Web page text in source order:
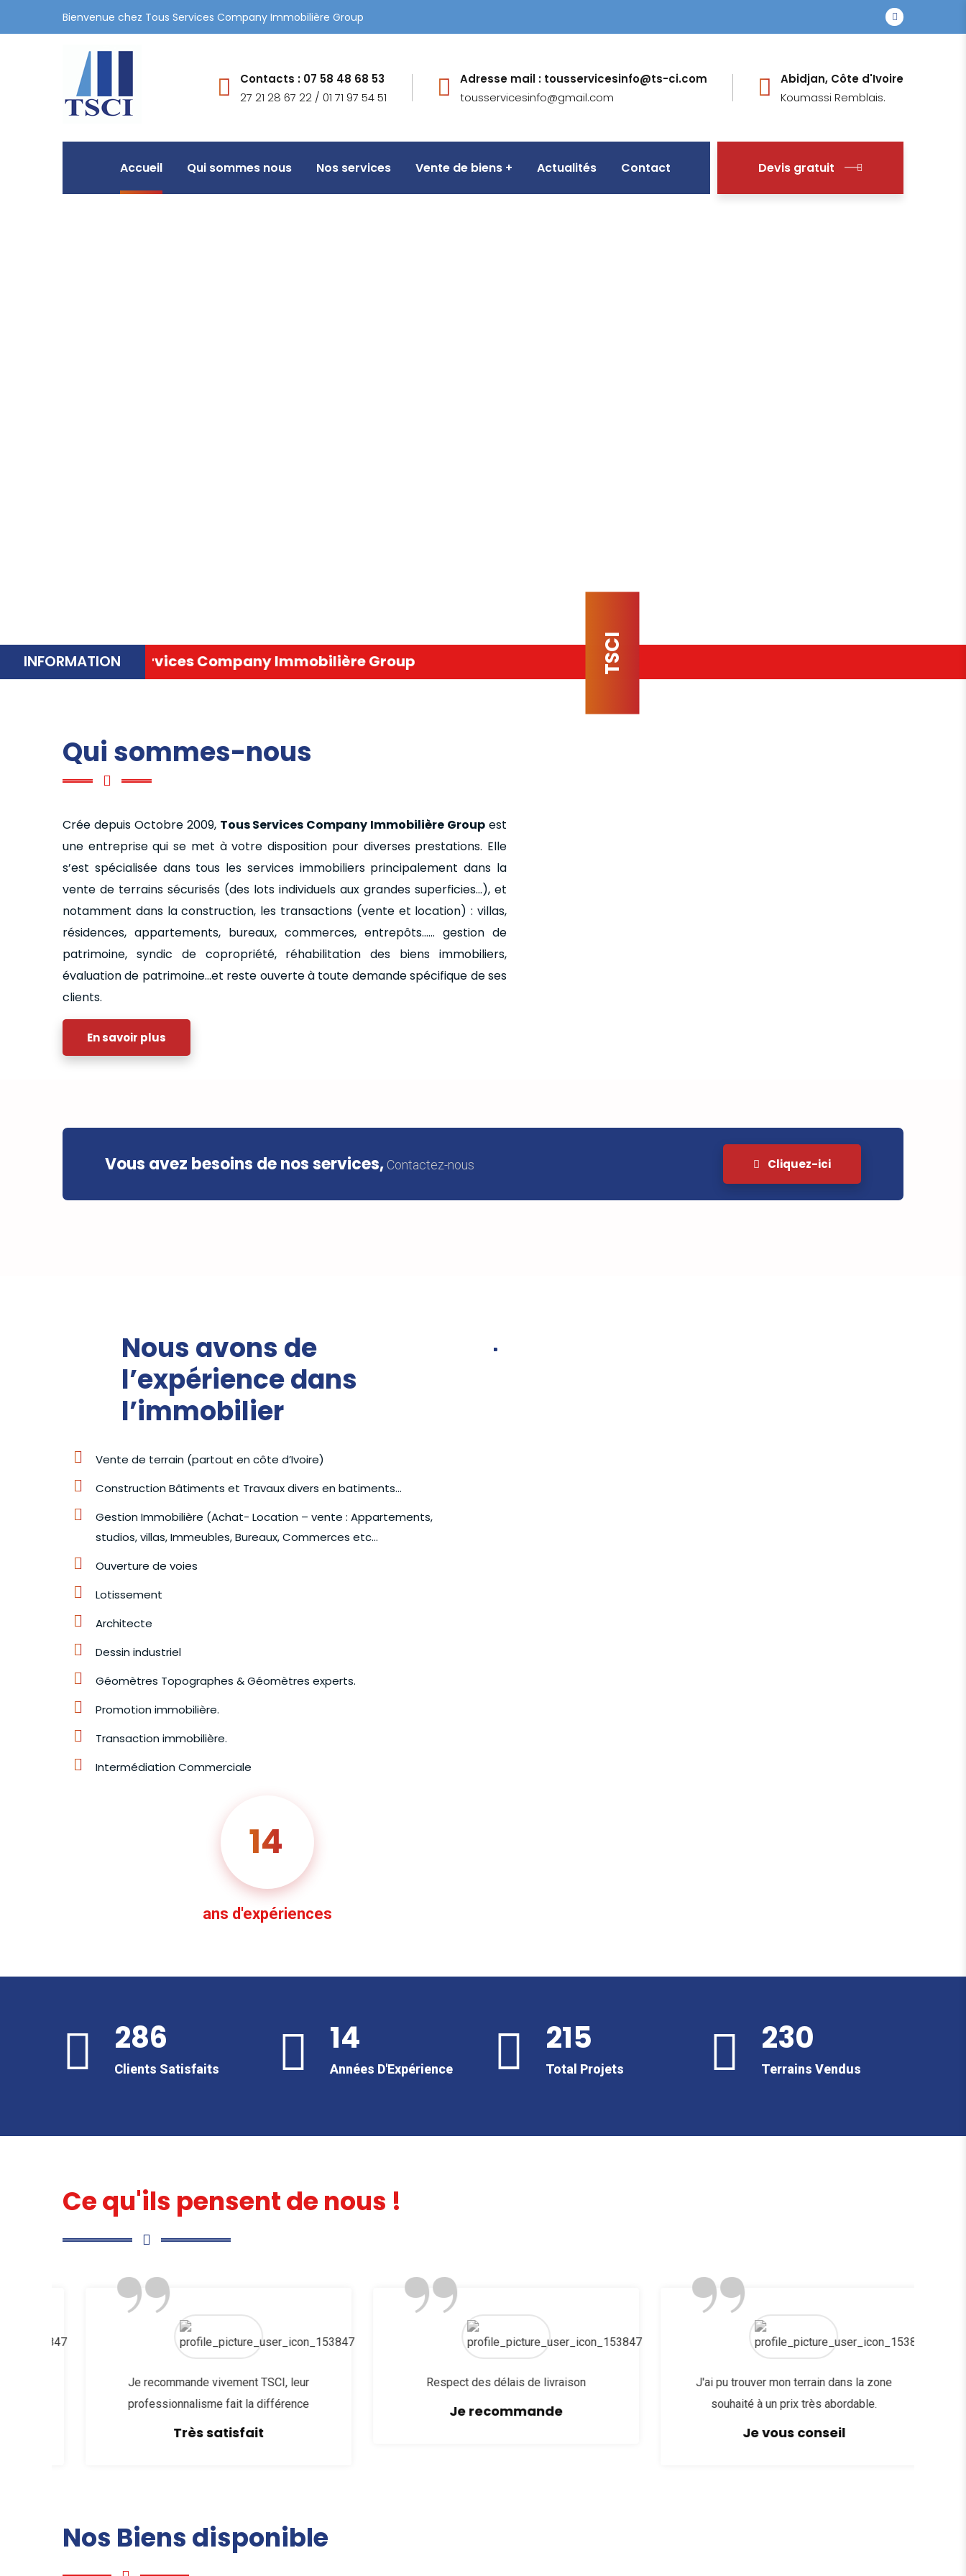
Bienvenue chez Tous Services Company Immobilière Group
Contacts : 07 58 48 68 53
27 21 28 67 22 / 01 71 97 54 51
Adresse mail : tousservicesinfo@ts-ci.com
tousservicesinfo@gmail.com
Abidjan, Côte d'Ivoire
Koumassi Remblais.
Accueil Qui sommes nous Nos services Vente de biens Actualités Contact Devis gratuit
d’Ivoire devient Tous Services Company Immobilière Group
Qui sommes-nous
Crée depuis Octobre 2009, Tous Services Company Immobilière Group est
une entreprise qui se met à votre disposition pour diverses prestations. Elle
s’est spécialisée dans tous les services immobiliers principalement dans la
vente de terrains sécurisés (des lots individuels aux grandes superficies…), et
notamment dans la construction, les transactions (vente et location) : villas,
résidences, appartements, bureaux, commerces, entrepôts…… gestion de
patrimoine, syndic de copropriété, réhabilitation des biens immobiliers,
évaluation de patrimoine…et reste ouverte à toute demande spécifique de ses
clients.
En savoir plus
TSCI
Vous avez besoins de nos services, Contactez-nous Cliquez-ici
Nous avons de
l’expérience dans
l’immobilier
Vente de terrain (partout en côte d’Ivoire)
Construction Bâtiments et Travaux divers en batiments…
Gestion Immobilière (Achat- Location – vente : Appartements,
studios, villas, Immeubles, Bureaux, Commerces etc…
Ouverture de voies
Lotissement
Architecte
Dessin industriel
Géomètres Topographes & Géomètres experts.
Promotion immobilière.
Transaction immobilière.
Intermédiation Commerciale
14
ans d'expériences
286
Clients Satisfaits
14
Années D'Expérience
215
Total Projets
230
Terrains Vendus
Ce qu'ils pensent de nous !
”
Je recommande vivement TSCI, leur
professionnalisme fait la différence
Très satisfait
”
Respect des délais de livraison
Je recommande
”
J'ai pu trouver mon terrain dans la zone
souhaité à un prix très abordable.
Je vous conseil
Nos Biens disponible